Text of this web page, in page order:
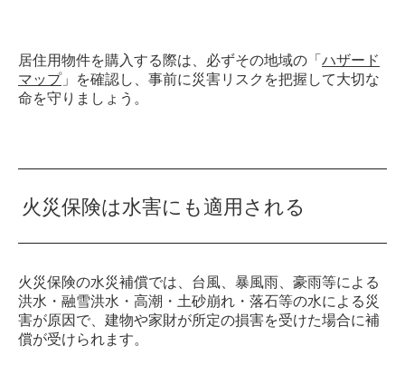
居住用物件を購入する際は、必ずその地域の「 ハザード
マップ」を確認し、事前に災害リスクを把握して大切な
命を守りましょう。
火災保険は水害にも適用される
火災保険の水災補償では、台風、暴風雨、豪雨等による
洪水・融雪洪水・高潮・土砂崩れ・落石等の水による災
害が原因で、建物や家財が所定の損害を受けた場合に補
償が受けられます。